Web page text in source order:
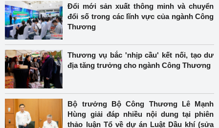
Đổi mới sản xuất thông minh và chuyển
đổi số trong các lĩnh vực của ngành Công
Thương
Thương vụ bắc 'nhịp cầu' kết nối, tạo dư
địa tăng trưởng cho ngành Công Thương
Bộ trưởng Bộ Công Thương Lê Mạnh
Hùng giải đáp nhiều nội dung tại phiên
thảo luận Tổ về dự án Luật Dầu khí (sửa